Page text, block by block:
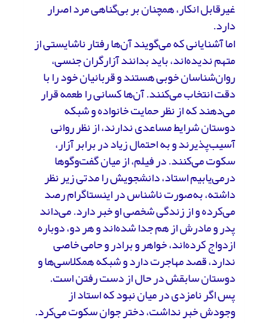
غیرقابل انکار، همچنان بر بی‌گناهی مرد اصرار
دارد.
اما آشنایانی که می‌گویند آن‌ها رفتار ناشایستی از
متهم ندیده‌اند، باید بدانند آزارگران جنسی،
روان‌شناسان خوبی هستند و قربانیان خود را با
دقت انتخاب می‌کنند. آن‌ها کسانی را طعمه قرار
می‌دهند که از نظر حمایت خانواده و شبکه
دوستان شرایط مساعدی ندارند، از نظر روانی
آسیب‌پذیرند و به احتمال زیاد در برابر آزار،
سکوت می‌کنند. در فیلم، از میان گفت‌وگوها
درمی‌یابیم استاد، دانشجویش را مدتی زیر نظر
داشته، به‌صورت ناشناس در اینستاگرام رصد
می‌کرده و از زندگی شخصی او خبر دارد. می‌داند
پدر و مادرش از هم جدا شده‌اند و هر دو، دوباره
ازدواج کرده‌اند، خواهر و برادر و حامی خاصی
ندارد، قصد مهاجرت دارد و شبکه همکلاسی‌ها و
دوستان سابقش در حال از دست رفتن است.
پس اگر نامزدی در میان نبود که استاد از
وجودش خبر نداشت، دختر جوان سکوت می‌کرد.